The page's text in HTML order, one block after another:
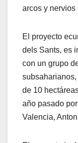
arcos y nervios
El proyecto
dels Sants, es
con un grupo
de 10
año pasado
Valencia,